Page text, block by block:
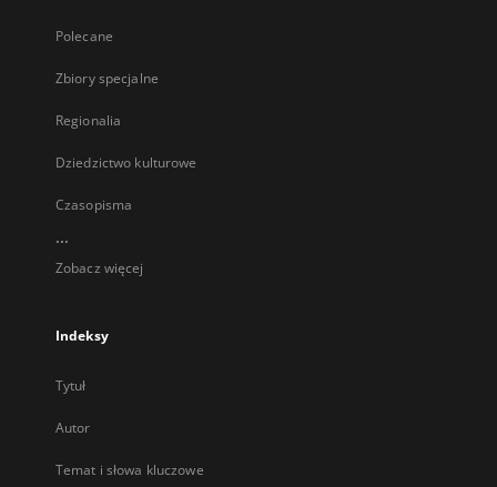
Polecane
Zbiory specjalne
Regionalia
Dziedzictwo kulturowe
Czasopisma
...
Zobacz więcej
Indeksy
Tytuł
Autor
Temat i słowa kluczowe